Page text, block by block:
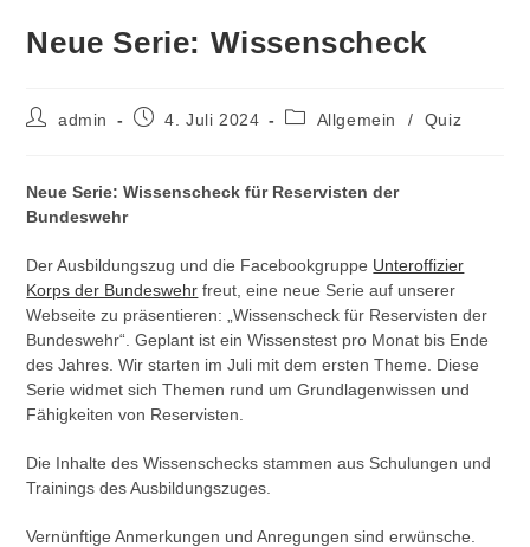
Neue Serie: Wissenscheck
Beitrags-
admin
Beitrag4. Juli 2024
Beitrags-
Allgemein / Quiz
Neue Serie: Wissenscheck für Reservisten der
Bundeswehr
Der Ausbildungszug und die Facebookgruppe Unteroffizier
Korps der Bundeswehr freut, eine neue Serie auf unserer
Webseite zu präsentieren: „Wissenscheck für Reservisten der
Bundeswehr“. Geplant ist ein Wissenstest pro Monat bis Ende
des Jahres. Wir starten im Juli mit dem ersten Theme. Diese
Serie widmet sich Themen rund um Grundlagenwissen und
Fähigkeiten von Reservisten.
Die Inhalte des Wissenschecks stammen aus Schulungen und
Trainings des Ausbildungszuges.
Vernünftige Anmerkungen und Anregungen sind erwünsche.